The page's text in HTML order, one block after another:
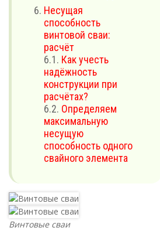
Несущая
способность
винтовой сваи:
расчёт
6.1. Как учесть
надёжность
конструкции при
расчётах?
6.2. Определяем
максимальную
несущую
способность одного
свайного элемента
Винтовые сваи